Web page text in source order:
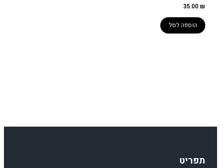
35.00₪
הוספה לסל
תפריט